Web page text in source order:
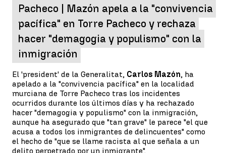
Pacheco | Mazón apela a la "convivencia
pacífica" en Torre Pacheco y rechaza
hacer "demagogia y populismo" con la
inmigración
El 'president' de la Generalitat, Carlos Mazón, ha
apelado a la "convivencia pacífica" en la localidad
murciana de Torre Pacheco tras los incidentes
ocurridos durante los últimos días y ha rechazado
hacer "demagogia y populismo" con la inmigración,
aunque ha asegurado que "tan grave" le parece "el que
acusa a todos los inmigrantes de delincuentes" como
el hecho de "que se llame racista al que señala a un
delito perpetrado por un inmigrante".